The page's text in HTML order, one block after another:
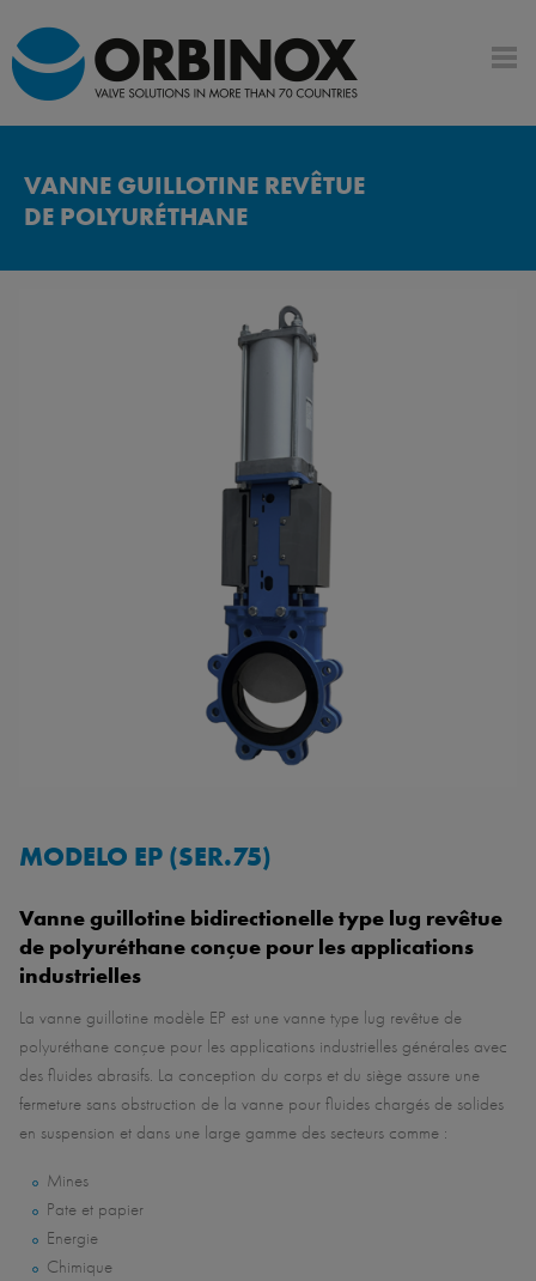
VANNE GUILLOTINE REVÊTUE
DE POLYURÉTHANE
MODELO EP (SER.75)
Vanne guillotine bidirectionelle type lug revêtue
de polyuréthane conçue pour les applications
industrielles
La vanne guillotine modèle EP est une vanne type lug revêtue de
polyuréthane conçue pour les applications industrielles générales avec
des fluides abrasifs. La conception du corps et du siège assure une
fermeture sans obstruction de la vanne pour fluides chargés de solides
en suspension et dans une large gamme des secteurs comme :
Mines
Pate et papier
Energie
Chimique